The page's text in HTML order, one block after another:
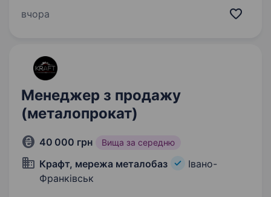
у Запоріжжі та Івано-Франківську, а її
вчора
Менеджер з продажу
(металопрокат)
40 000 грн Вища за середню
Крафт, мережа металобаз
Івано-
Франківськ